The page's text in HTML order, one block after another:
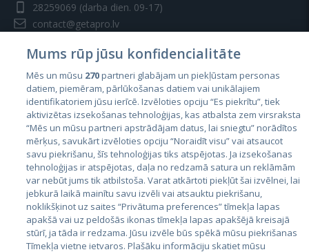
28259069 (darba dien. 09-17)
contact@getapro.lv
Valstis
Igaunija
Latvija
Lietuva
Mums rūp jūsu konfidencialitāte
Mēs un mūsu 270partneri glabājam un piekļūstam personas
datiem, piemēram, pārlūkošanas datiem vai unikālajiem
identifikatoriem jūsu ierīcē. Izvēloties opciju “Es piekrītu”, tiek
aktivizētas izsekošanas tehnoloģijas, kas atbalsta zem virsraksta
“Mēs un mūsu partneri apstrādājam datus, lai sniegtu” norādītos
mērķus, savukārt izvēloties opciju “Noraidīt visu” vai atsaucot
savu piekrišanu, šīs tehnoloģijas tiks atspējotas. Ja izsekošanas
tehnoloģijas ir atspējotas, daļa no redzamā satura un reklāmām
var nebūt jums tik atbilstoša. Varat atkārtoti piekļūt šai izvēlnei, lai
jebkurā laikā mainītu savu izvēli vai atsauktu piekrišanu,
noklikšķinot uz saites “Privātuma preferences” tīmekļa lapas
apakšā vai uz peldošās ikonas tīmekļa lapas apakšējā kreisajā
stūrī, ja tāda ir redzama. Jūsu izvēle būs spēkā mūsu piekrišanas
Tīmekļa vietne ietvaros. Plašāku informāciju skatiet mūsu